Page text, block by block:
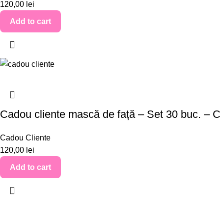
120,00 lei
Add to cart
Cadou cliente mască de față – Set 30 buc. –
Cadou Cliente
120,00 lei
Add to cart